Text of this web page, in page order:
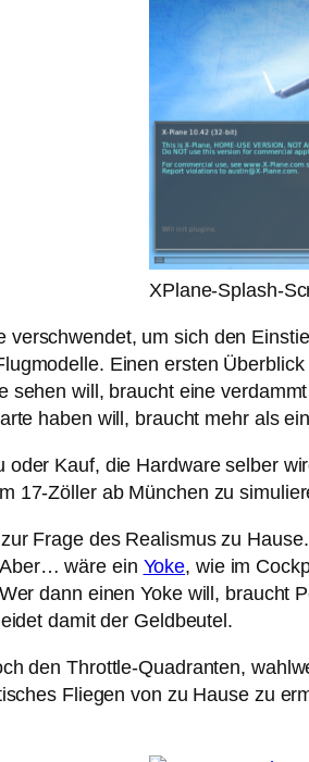
XPlane-Splash-
verschwendet, um sich den
Einen ersten
sehen will, braucht eine
haben will, braucht mehr als
oder Kauf, die Hardware selber
17-Zöller ab München zu
Frage des Realismus zu
wäre ein Yoke, wie im
dann einen Yoke will,
damit der Geldbeutel.
den Throttle-Quadranten,
Fliegen von zu Hause zu